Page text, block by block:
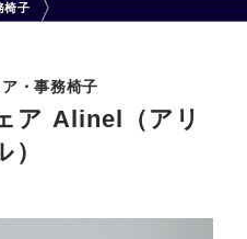
椅子
・事務椅子
ア Alinel（アリ
）